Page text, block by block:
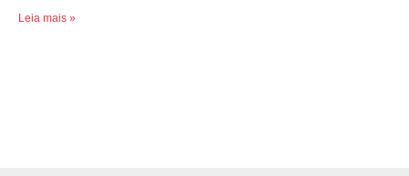
Leia mais »